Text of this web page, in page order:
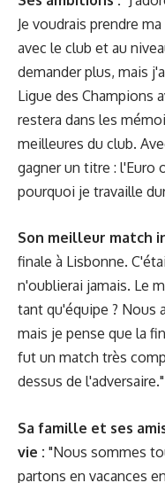
Je voudrais prendre
avec le club et au
demander plus, mais
Ligue des Champions
restera dans les
meilleures du club.
gagner un titre : l'Euro
pourquoi je travaille
Son meilleur match
finale à Lisbonne.
n'oublierai jamais. Le
tant qu'équipe ? Nous
mais je pense que la
fut un match très
dessus de l'adversaire."
Sa famille et ses
vie : "Nous sommes
partons en vacances